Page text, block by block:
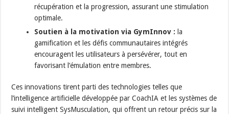
récupération et la progression, assurant une stimulation
optimale.
Soutien à la motivation via GymInnov : la
gamification et les défis communautaires intégrés
encouragent les utilisateurs à persévérer, tout en
favorisant l’émulation entre membres.
Ces innovations tirent parti des technologies telles que
l’intelligence artificielle développée par CoachIA et les systèmes de
suivi intelligent SysMusculation, qui offrent un retour précis sur la